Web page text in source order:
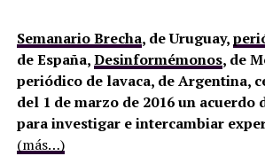
Semanario Brecha, de Uruguay,
de España,Desinformémonos, de
periódico de lavaca, de Argentina,
del 1 de marzo de 2016 un acuerdo
para investigar e intercambiar
(más…)